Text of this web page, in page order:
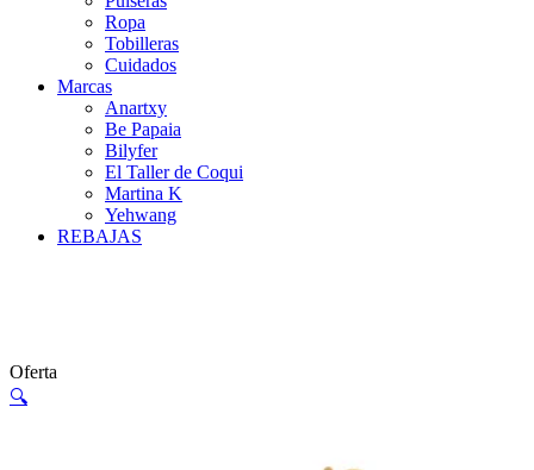
Ropa
Tobilleras
Cuidados
Marcas
Anartxy
Be Papaia
Bilyfer
El Taller de Coqui
Martina K
Yehwang
REBAJAS
Oferta
🔍